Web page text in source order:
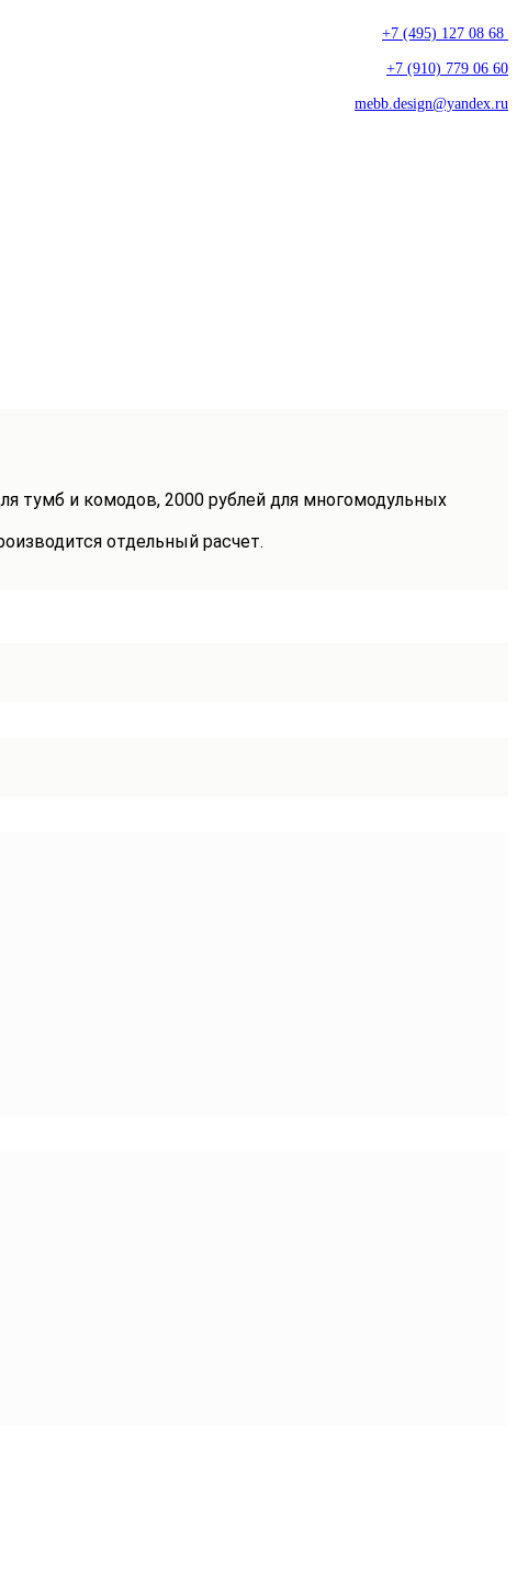
+7 (495) 127 08 68
+7 (910) 779 06 60
mebb.design@yandex.ru
тумб и комодов, 2000 рублей для многомодульных
отдельный расчет.